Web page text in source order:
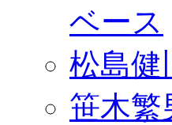
ベース
松島健
笹木繁